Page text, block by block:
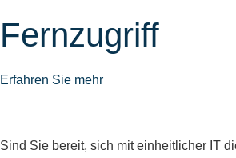
Fernzugriff
Erfahren Sie mehr
Sind Sie bereit, sich mit einheitlicher IT